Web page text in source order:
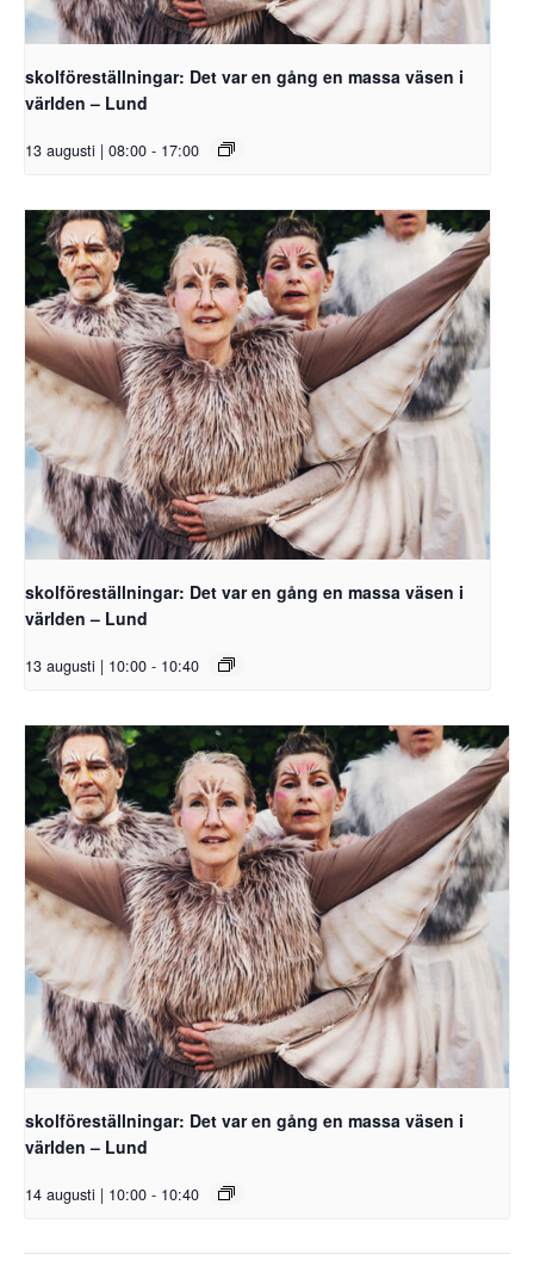
skolföreställningar: Det var en gång en massa väsen i
världen – Lund
13 augusti | 08:00 - 17:00
skolföreställningar: Det var en gång en massa väsen i
världen – Lund
13 augusti | 10:00 - 10:40
skolföreställningar: Det var en gång en massa väsen i
världen – Lund
14 augusti | 10:00 - 10:40